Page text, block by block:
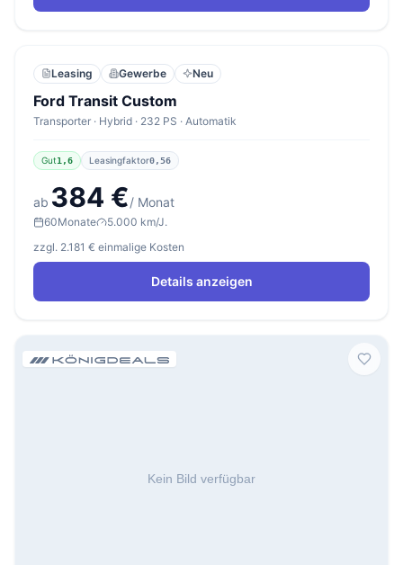
Leasing Gewerbe Neu
Ford Transit Custom
Transporter · Hybrid · 232 PS · Automatik
Gut1,6 Leasingfaktor0,56
ab 384 €/ Monat
60Monate
5.000 km/J.
zzgl. 2.181 € einmalige Kosten
Details anzeigen